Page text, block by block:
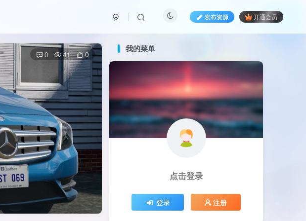
发布资源 开通会员
0 41 0
我的菜单
点击登录
登录 注册